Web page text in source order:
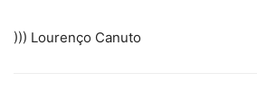
))) Lourenço Canuto